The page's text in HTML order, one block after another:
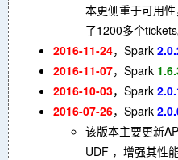
本更侧重于可用
了1200多个tickets
2016-11-24，Spark
2016-11-07，Spark 1.6
2016-10-03，Spark
2016-07-26，Spark
该版本主要更新
UDF ，增强其性